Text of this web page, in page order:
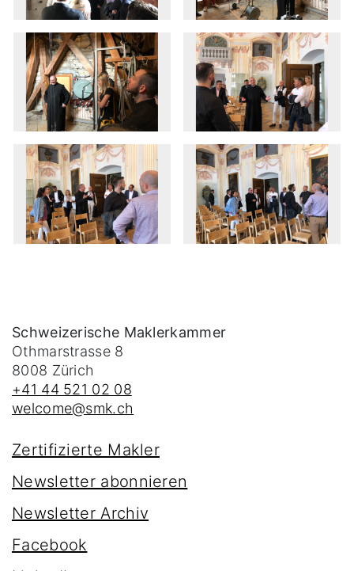
Schweizerische Maklerkammer
Othmarstrasse 8
8008 Zürich
+41 44 521 02 08
welcome@smk.ch
Zertifizierte Makler
Newsletter abonnieren
Newsletter Archiv
Facebook